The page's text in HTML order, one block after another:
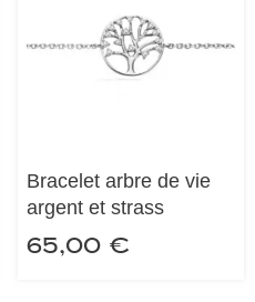
Bracelet arbre de vie
argent et strass
65,00 €